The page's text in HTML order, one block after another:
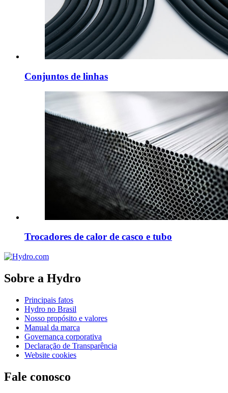
Conjuntos de linhas
Trocadores de calor de casco e tubo
Sobre a Hydro
Principais fatos
Hydro no Brasil
Nosso propósito e valores
Manual da marca
Governança corporativa
Declaração de Transparência
Website cookies
Fale conosco